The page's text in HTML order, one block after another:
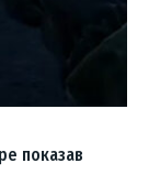
показав